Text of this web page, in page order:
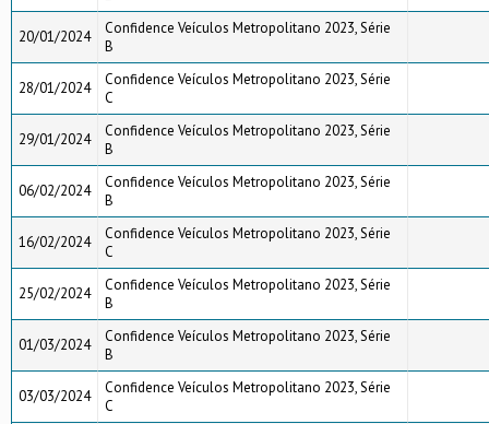
20/01/2024
Confidence Veículos Metropolitano 2023, Série
B
28/01/2024
Confidence Veículos Metropolitano 2023, Série
C
29/01/2024
Confidence Veículos Metropolitano 2023, Série
B
06/02/2024
Confidence Veículos Metropolitano 2023, Série
B
16/02/2024
Confidence Veículos Metropolitano 2023, Série
C
25/02/2024
Confidence Veículos Metropolitano 2023, Série
B
01/03/2024
Confidence Veículos Metropolitano 2023, Série
B
03/03/2024
Confidence Veículos Metropolitano 2023, Série
C